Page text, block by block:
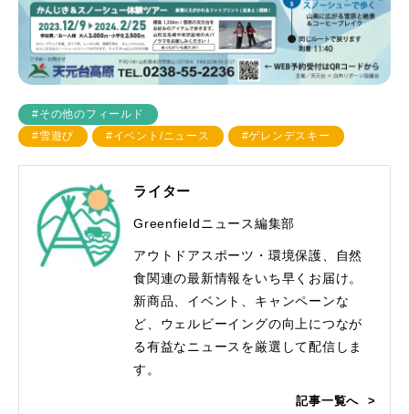
#その他のフィールド
#雪遊び
#イベント/ニュース #ゲレンデスキー
ライター
Greenfieldニュース編集部
アウトドアスポーツ・環境保護、自然
食関連の最新情報をいち早くお届け。
新商品、イベント、キャンペーンな
ど、ウェルビーイングの向上につなが
る有益なニュースを厳選して配信しま
す。
記事一覧へ